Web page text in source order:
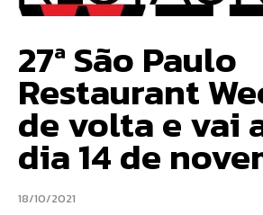
27ª São Paulo
Restaurant
de volta e vai
dia 14 de
18/10/2021